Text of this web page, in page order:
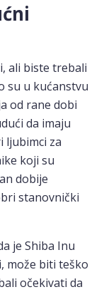
ali biste trebali
su u kućanstvu
od rane dobi
da imaju
ljubimci za
koji su
dobije
stanovnički
je Shiba Inu
može biti teško
očekivati da